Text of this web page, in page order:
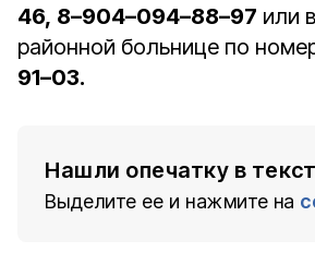
46, 8–904–094–88–97 или
районной больнице по
91–03.
Нашли опечатку в
Выделите ее и нажмите на